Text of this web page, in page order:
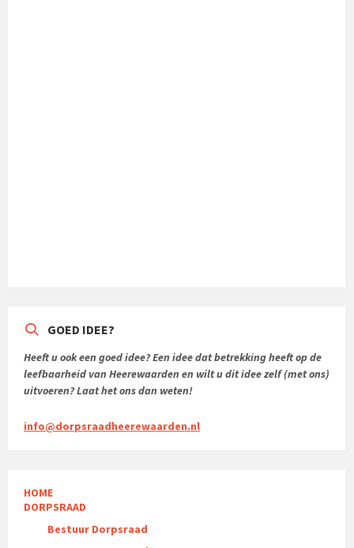
GOED IDEE?
Heeft u ook een goed idee? Een idee dat betrekking heeft op de
leefbaarheid van Heerewaarden en wilt u dit idee zelf (met ons)
uitvoeren? Laat het ons dan weten!
info@dorpsraadheerewaarden.nl
HOME
DORPSRAAD
Bestuur Dorpsraad